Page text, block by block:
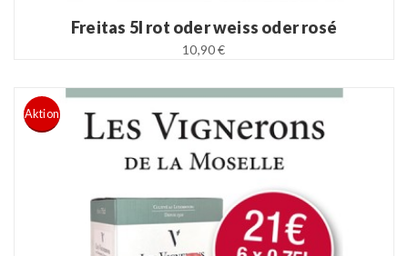
Freitas 5l rot oder weiss oder rosé
10,90 €
Aktion